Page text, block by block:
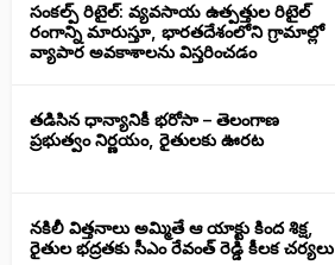
సంకల్ప్ రిటైల్: వ్యవసాయ ఉత్పత్తుల రిటైల్
రంగాన్ని మారుస్తూ, భారతదేశంలోని గ్రామాల్లో
వ్యాపార అవకాశాలను విస్తరించడం
తడిసిన ధాన్యానికీ భరోసా – తెలంగాణ
ప్రభుత్వం నిర్ణయం, రైతులకు ఊరట
నకిలీ విత్తనాలు అమ్మితే ఆ యాక్టు కింద శిక్ష,
రైతుల భద్రతకు సీఎం రేవంత్ రెడ్డి కీలక చర్యలు